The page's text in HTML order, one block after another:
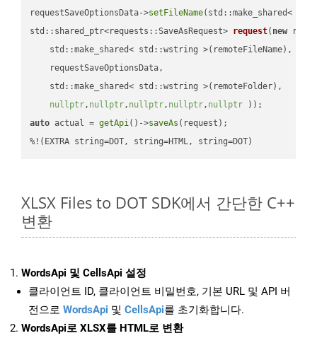
requestSaveOptionsData->setFileName(std::make_shared<
std::shared_ptr<requests::SaveAsRequest> request( new
    std::make_shared< std::wstring >(remoteFileName),
    requestSaveOptionsData,
    std::make_shared< std::wstring >(remoteFolder),
nullptr, nullptr, nullptr, nullptr, nullptr ))
auto actual = getApi()->saveAs (request);
%!(EXTRA string=DOT, string=HTML, string=DOT)
XLSX Files to DOT SDK에서 간단한 C++
변환
WordsApi 및 CellsApi 설정
클라이언트 ID, 클라이언트 비밀번호, 기본 URL 및 API 버
전으로 WordsApi 및 CellsApi를 초기화합니다.
WordsApi로 XLSX를 HTML로 변환